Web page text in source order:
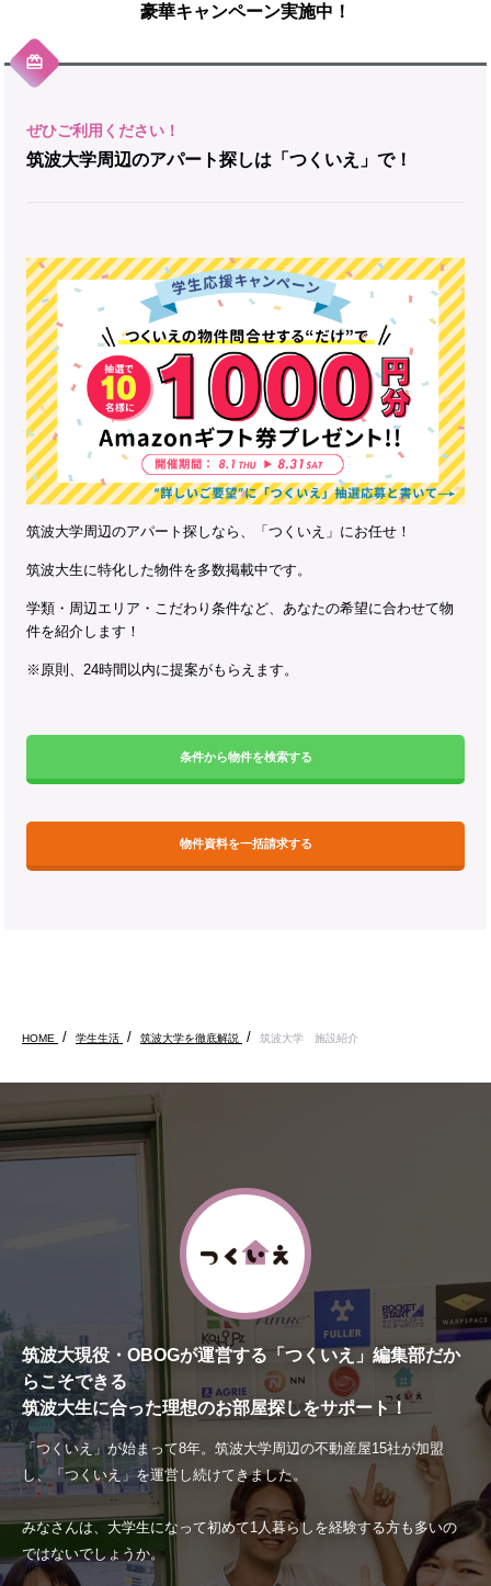
豪華キャンペーン実施中！
筑波大学周辺のアパート探しは「つくいえ」で！
筑波大学周辺のアパート探しなら、「つくいえ」にお任せ！
筑波大生に特化した物件を多数掲載中です。
学類・周辺エリア・こだわり条件など、あなたの希望に合わせて物
件を紹介します！
※原則、24時間以内に提案がもらえます。
条件から物件を検索する
物件資料を一括請求する
HOME 学生生活 筑波大学を徹底解説 筑波大学 施設紹介
筑波大現役・OBOGが運営する「つくいえ」編集部だか
らこそできる
筑波大生に合った理想のお部屋探しをサポート！
「つくいえ」が始まって8年。筑波大学周辺の不動産屋15社が加盟
し、「つくいえ」を運営し続けてきました。
みなさんは、大学生になって初めて1人暮らしを経験する方も多いの
ではないでしょうか。